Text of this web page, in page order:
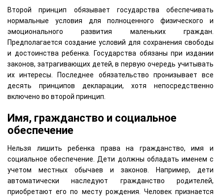
Второй принцип обязывает государства обеспечивать
нормальные условия для полноценного физического и
эмоционального развития маленьких граждан.
Предполагается создание условий для сохранения свободы
и достоинства ребенка. Государства обязаны при издании
законов, затрагивающих детей, в первую очередь учитывать
их интересы. Последнее обязательство пронизывает все
десять принципов декларации, хотя непосредственно
включено во второй принцип.
Имя, гражданство и социальное
обеспечение
Нельзя лишить ребенка права на гражданство, имя и
социальное обеспечение. Дети должны обладать именем с
учетом местных обычаев и законов. Например, дети
автоматически наследуют гражданство родителей,
приобретают его по месту рождения. Человек признается